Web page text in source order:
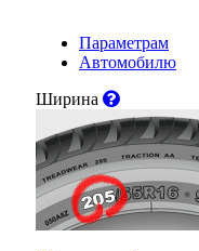
Параметрам
Автомобилю
Ширина